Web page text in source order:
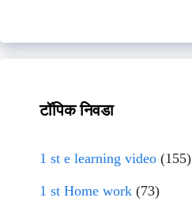
टॉपिक निवडा
1 st e learning video (155)
1 st Home work (73)